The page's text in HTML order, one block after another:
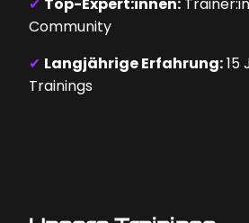
✔ Top-Expert:innen:
Community
✔ Langjährige Erfahrung:15
Trainings